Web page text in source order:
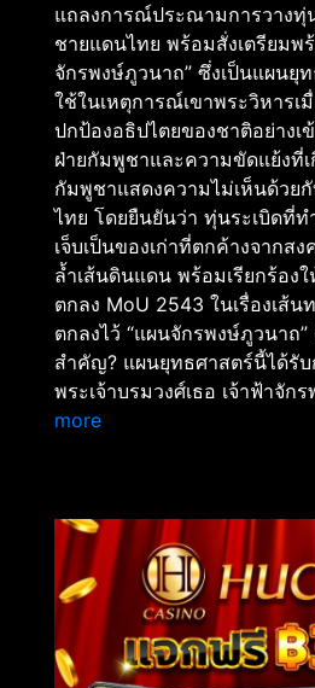
แถลงการณ์ประณามการวางทุ่
ชายแดนไทย พร้อมสั่งเตรียมพ
จักรพงษ์ภูวนาถ” ซึ่งเป็นแผนยุ
ใช้ในเหตุการณ์เขาพระวิหารเ
ปกป้องอธิปไตยของชาติอย่างเ
ฝ่ายกัมพูชาและความขัดแย้งที่
กัมพูชาแสดงความไม่เห็นด้วย
ไทย โดยยืนยันว่า ทุ่นระเบิดที่
เจ็บเป็นของเก่าที่ตกค้างจากส
ล้ำเส้นดินแดน พร้อมเรียกร้อง
ตกลง MoU 2543 ในเรื่องเส้น
ตกลงไว้ “แผนจักรพงษ์ภูวนาถ
สำคัญ? แผนยุทธศาสตร์นี้ได้รับ
พระเจ้าบรมวงศ์เธอ เจ้าฟ้าจัก
moreทบ.
“แผน
จักรพงษ์
ภูวนาถ”
หลัง
ไทย
ลด